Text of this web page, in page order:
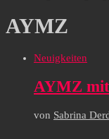
AYMZ
Neuigkeiten
AYMZ
von Sabrina